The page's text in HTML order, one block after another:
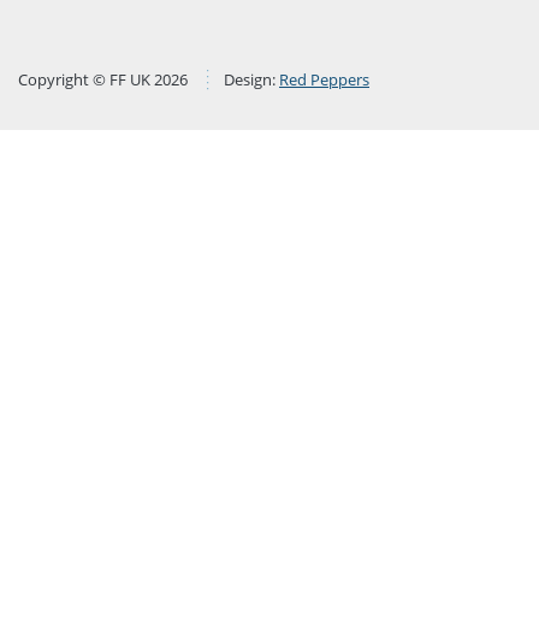
Copyright © FF UK 2026 Design: Red Peppers